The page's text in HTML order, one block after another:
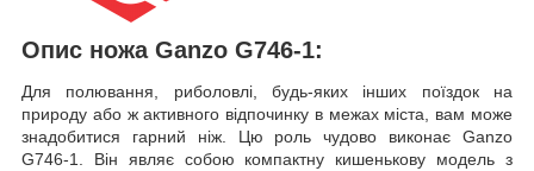
Опис ножа Ganzo G746-1:
Для полювання, риболовлі, будь-яких інших поїздок на
природу або ж активного відпочинку в межах міста, вам може
знадобитися гарний ніж. Цю роль чудово виконає Ganzo
G746-1. Він являє собою компактну кишенькову модель з